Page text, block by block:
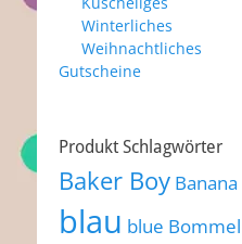
Winterliches
Weihnachtliches
Gutscheine
Produkt Schlagwörter
Baker Boy Banana
blau blue Bommel